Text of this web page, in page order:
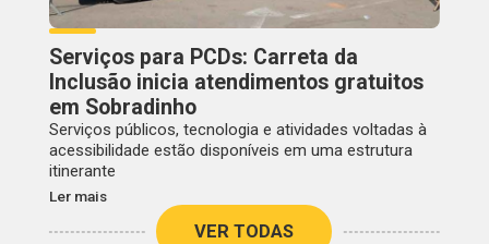
Serviços para PCDs: Carreta da
Inclusão inicia atendimentos gratuitos
em Sobradinho
Serviços públicos, tecnologia e atividades voltadas à
acessibilidade estão disponíveis em uma estrutura
itinerante
Ler mais
VER TODAS